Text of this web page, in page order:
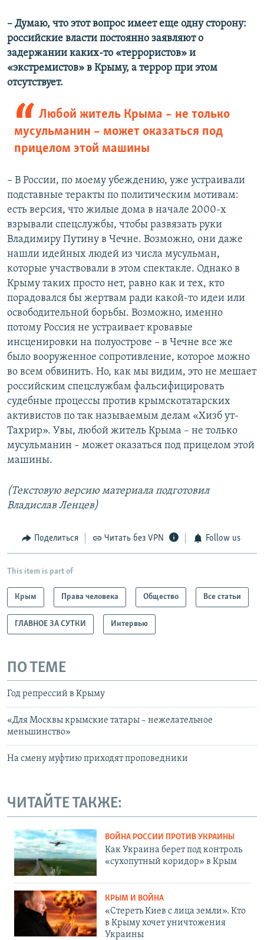
– Думаю, что этот вопрос имеет еще одну сторону:
российские власти постоянно заявляют о
задержании каких-то «террористов» и
«экстремистов» в Крыму, а террор при этом
отсутствует.
Любой житель Крыма – не только
мусульманин – может оказаться под
прицелом этой машины
– В России, по моему убеждению, уже устраивали
подставные теракты по политическим мотивам:
есть версия, что жилые дома в начале 2000-х
взрывали спецслужбы, чтобы развязать руки
Владимиру Путину в Чечне. Возможно, они даже
нашли идейных людей из числа мусульман,
которые участвовали в этом спектакле. Однако в
Крыму таких просто нет, равно как и тех, кто
порадовался бы жертвам ради какой-то идеи или
освободительной борьбы. Возможно, именно
потому Россия не устраивает кровавые
инсценировки на полуострове – в Чечне все же
было вооруженное сопротивление, которое можно
во всем обвинить. Но, как мы видим, это не мешает
российским спецслужбам фальсифицировать
судебные процессы против крымскотатарских
активистов по так называемым делам «Хизб ут-
Тахрир». Увы, любой житель Крыма – не только
мусульманин – может оказаться под прицелом этой
машины.
(Текстовую версию материала подготовил
Владислав Ленцев)
Поделиться Читать без VPN Follow us
This item is part of
Крым Права человека Общество Все статьи
ГЛАВНОЕ ЗА СУТКИ Интервью
ПО ТЕМЕ
Год репрессий в Крыму
«Для Москвы крымские татары – нежелательное
меньшинство»
На смену муфтию приходят проповедники
ЧИТАЙТЕ ТАКЖЕ:
ВОЙНА РОССИИ ПРОТИВ УКРАИНЫ
Как Украина берет под контроль
«сухопутный коридор» в Крым
КРЫМ И ВОЙНА
«Стереть Киев с лица земли». Кто
в Крыму хочет уничтожения
Украины